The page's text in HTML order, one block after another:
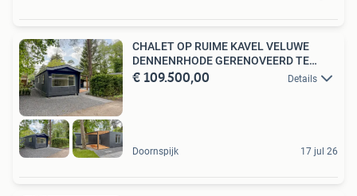
CHALET OP RUIME KAVEL VELUWE
DENNENRHODE GERENOVEERD TE
KOOP
€ 109.500,00 Details
Doornspijk 17 jul 26